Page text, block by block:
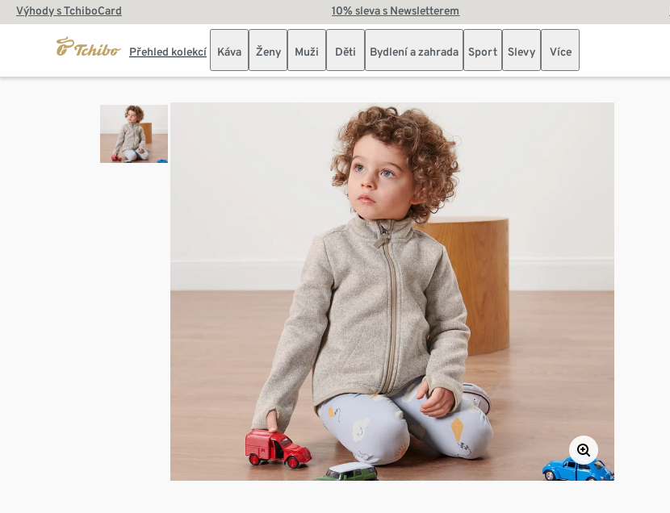
Výhody s TchiboCard 10% sleva s Newsletterem
Přehled kolekcí Káva Ženy Muži Děti Bydlení a zahrada Sport Slevy Více